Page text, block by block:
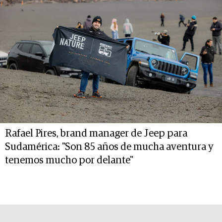
Rafael Pires, brand manager de Jeep para
Sudamérica: "Son 85 años de mucha aventura y
tenemos mucho por delante"